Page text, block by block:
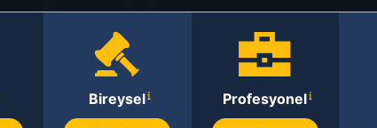
Bireysel Profesyonel